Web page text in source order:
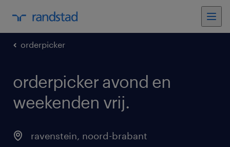
orderpicker
orderpicker avond en
weekenden vrij.
ravenstein, noord-brabant